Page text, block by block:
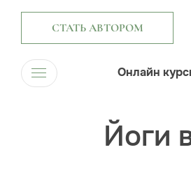
СТАТЬ АВТОРОМ
Онлайн
Йоги